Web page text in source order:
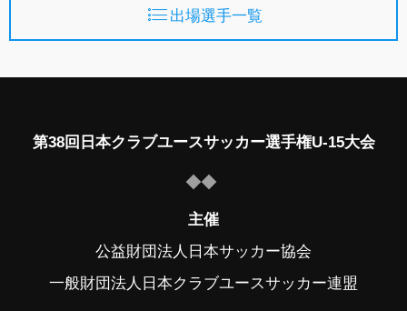
出場選手一覧
第38回日本クラブユースサッカー選手権U-15大会
主催
公益財団法人日本サッカー協会
一般財団法人日本クラブユースサッカー連盟